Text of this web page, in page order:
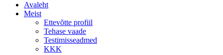
Avaleht
Meist
Ettevõtte profiil
Tehase vaade
Testimisseadmed
KKK